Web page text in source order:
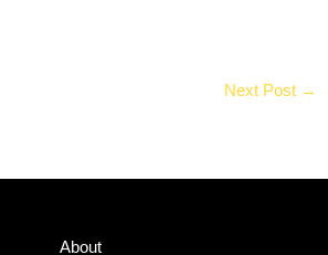
Next Post →
About